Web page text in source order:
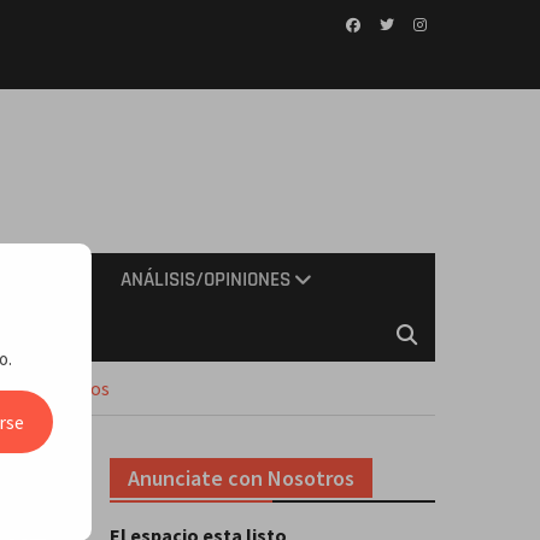
ANÁLISIS/OPINIONES
y estrenos
Anunciate con Nosotros
El espacio esta listo